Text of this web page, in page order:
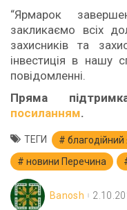
“Ярмарок
закликаємо всіх
захисників та
інвестиція в нашу
повідомленні.
Пряма
посиланням.
ТЕГИ
новини Перечина
Banosh